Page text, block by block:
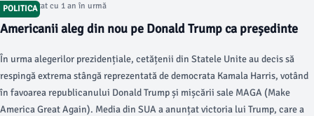
POLITICA
Articol postat cu 1 an în urmă
Americanii aleg din nou pe Donald Trump ca președinte
În urma alegerilor prezidențiale, cetățenii din Statele Unite au decis să
respingă extrema stângă reprezentată de democrata Kamala Harris, votând
în favoarea republicanului Donald Trump și mișcării sale MAGA (Make
America Great Again). Media din SUA a anunțat victoria lui Trump, care a